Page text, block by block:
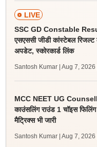
LIVE
SSC GD Constable
एसएससी जीडी कांस्टेबल
अपडेट, स्कोरकार्ड लिंक
Santosh Kumar | Aug 7, 2026
MCC NEET UG
काउंसलिंग राउंड 1 चॉइस
मैट्रिक्स भी जारी
Santosh Kumar | Aug 7, 2026